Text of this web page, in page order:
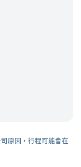
原因，行程可能會在